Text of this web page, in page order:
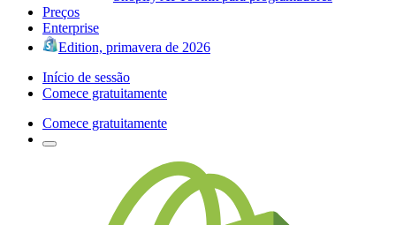
Preços
Enterprise
Edition, primavera de 2026
Início de sessão
Comece gratuitamente
Comece gratuitamente